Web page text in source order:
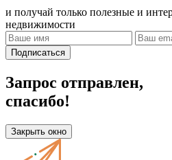
и получай только полезные и
недвижимости
Подписаться
Запрос отправлен,
спасибо!
Закрыть окно